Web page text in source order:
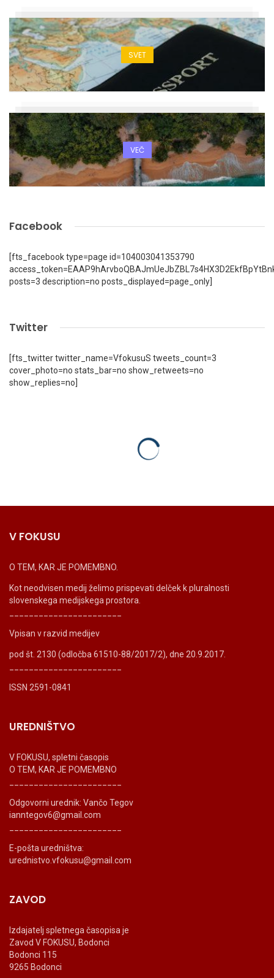
SVET
VEČ
Facebook
[fts_facebook type=page id=104003041353790
posts=3 description=no posts_displayed=page_only]
Twitter
[fts_twitter twitter_name=VfokusuS tweets_count=3
cover_photo=no stats_bar=no show_retweets=no
show_replies=no]
V FOKUSU
O TEM, KAR JE POMEMBNO.
Kot neodvisen medij želimo prispevati delček k pluralnosti
slovenskega medijskega prostora.
Vpisan v razvid medijev
pod št. 2130 (odločba 61510-88/2017/2), dne 20.9.2017.
ISSN 2591-0841
UREDNIŠTVO
V FOKUSU, spletni časopis
O TEM, KAR JE POMEMBNO
Odgovorni urednik: Vančo Tegov
ianntegov6@gmail.com
E-pošta uredništva:
urednistvo.vfokusu@gmail.com
ZAVOD
Izdajatelj spletnega časopisa je
Zavod V FOKUSU, Bodonci
Bodonci 115
9265 Bodonci